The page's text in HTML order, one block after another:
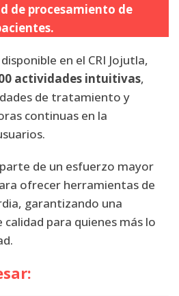
de procesamiento de
en el CRI Jojutla,
actividades intuitivas,
de tratamiento y
continuas en la
de un esfuerzo mayor
ofrecer herramientas de
garantizando una
para quienes más lo